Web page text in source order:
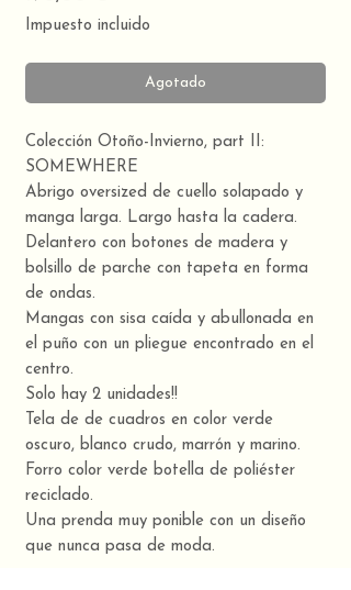
Impuesto incluido
Agotado
Colección Otoño-Invierno, part II:
SOMEWHERE
Abrigo oversized de cuello solapado y
manga larga. Largo hasta la cadera.
Delantero con botones de madera y
bolsillo de parche con tapeta en forma
de ondas.
Mangas con sisa caída y abullonada en
el puño con un pliegue encontrado en el
centro.
Solo hay 2 unidades!!
Tela de de cuadros en color verde
oscuro, blanco crudo, marrón y marino.
Forro color verde botella de poliéster
reciclado.
Una prenda muy ponible con un diseño
que nunca pasa de moda.